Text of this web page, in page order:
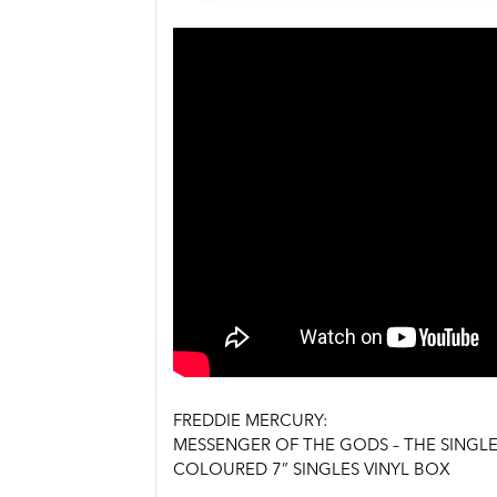
FREDDIE MERCURY:
MESSENGER OF THE GODS – THE
COLOURED 7” SINGLES VINYL BOX